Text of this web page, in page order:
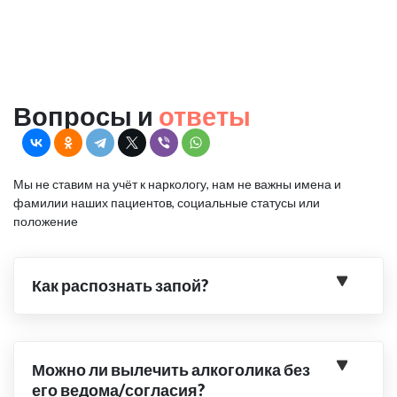
Вопросы и ответы
Мы не ставим на учёт к наркологу, нам не важны имена и
фамилии наших пациентов, социальные статусы или
положение
Как распознать запой?
Можно ли вылечить алкоголика без
его ведома/согласия?